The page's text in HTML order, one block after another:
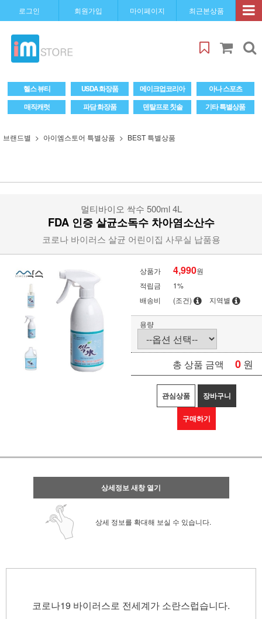
로그인 회원가입 마이페이지 최근본상품
헬스 뷰티 USDA 화장품 메이크업코리아
아나 스포츠
매직캐럿
파담 화장품 덴탈프로 칫솔 기타 특별상품
브랜드별 아이엠스토어 특별상품 BEST 특별상품
멀티바이오 싹수 500ml 4L
FDA 인증 살균소독수 차아염소산수
코로나 바이러스 살균 어린이집 사무실 납품용
상품가 4,990원
적립금
1%
배송비
(조건) 지역별
용량
총 상품 금액 0 원
관심상품 장바구니
구매하기
상세정보 새창 열기
상세 정보를 확대해 보실 수 있습니다.
코로나19 바이러스로 전세계가 소란스럽습니다.